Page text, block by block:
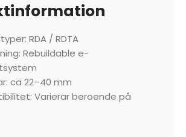
RDA / RDTA
Rebuildable e-
ca 22–40 mm
Varierar beroende på